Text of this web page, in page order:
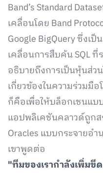
Band’s Standard
เคลื่อนโดย Band
Google BigQuery ซึ่ง
เคลื่อนการสืบค้น SQL ที่
อธิบายถึงการเป็นหุ้นส่ว
เกี่ยวข้องในความร่วมมื
ก็คือเพื่อให้บล็อกเชนแบ
แอปพลิเคชันคลาวด์ถูกส
Oracles แบบกระจายอำ
เขาพูดต่อ
"ทีมของเรากำลังเพิ่ม